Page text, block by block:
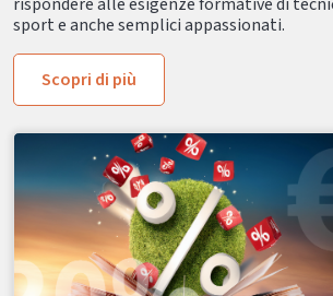
sport e anche semplici appassionati.
Scopri di più